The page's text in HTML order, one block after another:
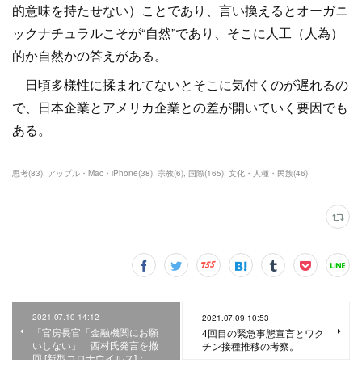
的意味を持たせない）ことであり、言い換えるとオーガニ
ックナチュラルこそが“自然”であり、そこに人工（人為）
的か自然かの答えがある。
日頃多様性に揉まれてないとそこに気付くのが遅れるの
で、日本企業とアメリカ企業との差が開いていく要因でも
ある。
思考(83) アップル・Mac・iPhone(38) 宗教(6) 国際(165) 文化・人種・民族(46)
2021.07.10 14:12
「官房長官「金融機関にお願
いしない」 西村氏発言を撤
回 [新型コロナウイルス]：…
2021.07.09 10:53
4回目の緊急事態宣言とワク
チン接種推移の考察。